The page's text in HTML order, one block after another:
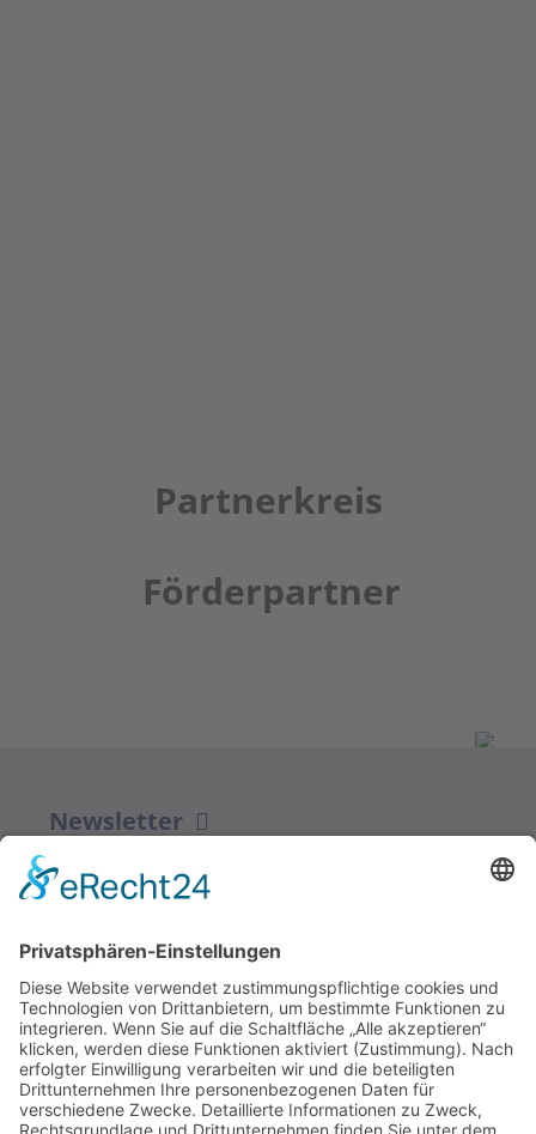
Partnerkreis
Förderpartner
Newsletter
ZUR ANMELDUNG
Redaktion bbkult.net
Centrum Bavaria Bohemia (CeBB)
Dr. Veronika Hofinger
Freyung 1, 92539 Schönsee
Tel.:+49 (0)9674 / 92 48 78